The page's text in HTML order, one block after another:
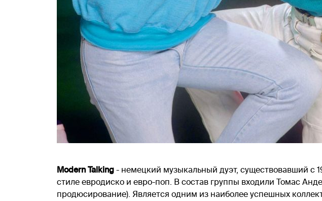
Modern Talking - немецкий музыкальный дуэт, существовавший с
стиле евродиско и евро-поп. В состав группы входили Томас
продюсирование). Является одним из наиболее успешных